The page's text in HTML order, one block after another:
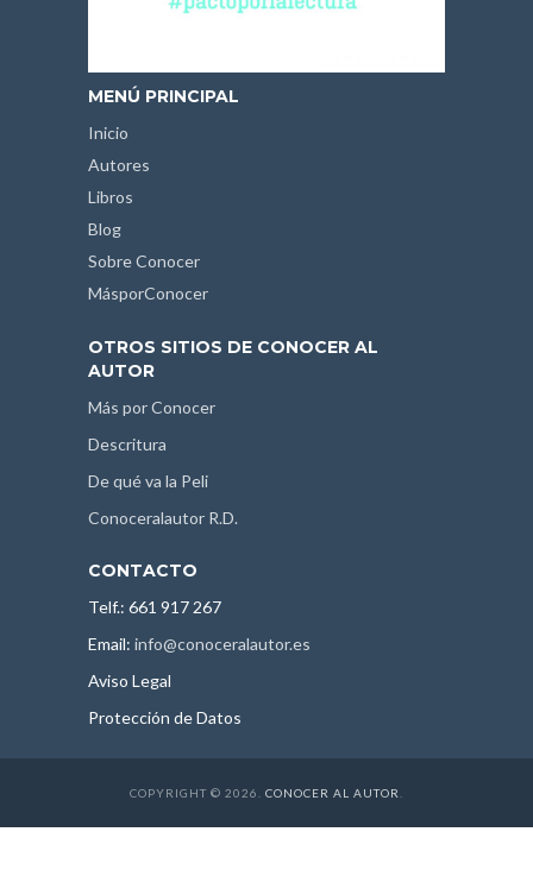
MENÚ PRINCIPAL
Inicio
Autores
Libros
Blog
Sobre Conocer
MásporConocer
OTROS SITIOS DE CONOCER AL
AUTOR
Más por Conocer
Descritura
De qué va la Peli
Conoceralautor R.D.
CONTACTO
Telf.: 661 917 267
Email: info@conoceralautor.es
Aviso Legal
Protección de Datos
COPYRIGHT © 2026. CONOCER AL AUTOR